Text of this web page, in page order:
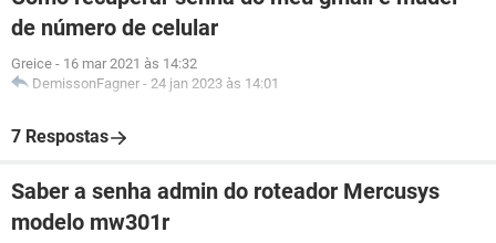
de número de celular
Greice - 16 mar 2021 às 14:32
DemissonFagner - 24 jan 2023 às 14:01
7 Respostas
Saber a senha admin do roteador Mercusys
modelo mw301r